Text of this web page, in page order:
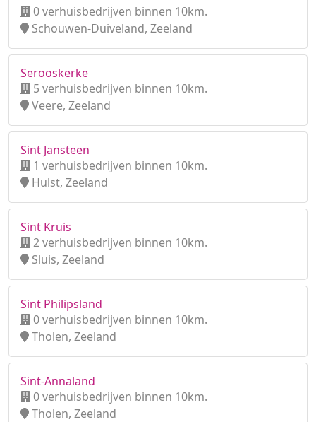
0 verhuisbedrijven binnen 10km.
Schouwen-Duiveland, Zeeland
Serooskerke
5 verhuisbedrijven binnen 10km.
Veere, Zeeland
Sint Jansteen
1 verhuisbedrijven binnen 10km.
Hulst, Zeeland
Sint Kruis
2 verhuisbedrijven binnen 10km.
Sluis, Zeeland
Sint Philipsland
0 verhuisbedrijven binnen 10km.
Tholen, Zeeland
Sint-Annaland
0 verhuisbedrijven binnen 10km.
Tholen, Zeeland